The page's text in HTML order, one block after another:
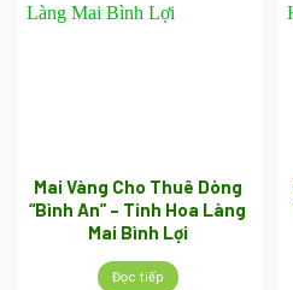
Mai Vàng Cho Thuê Dòng
“Bình An” – Tinh Hoa Làng
Mai Bình Lợi
Đọc tiếp